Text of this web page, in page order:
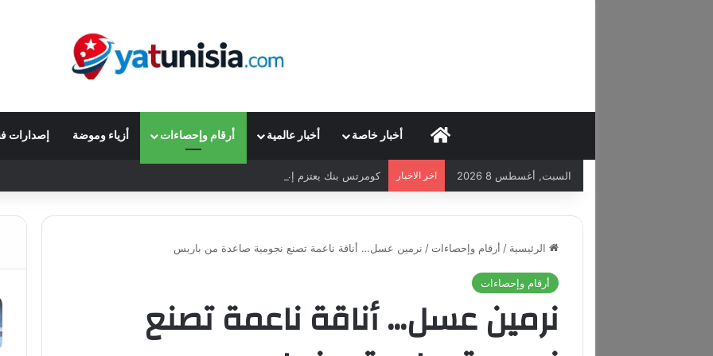
أخبار خاصة أخبار عالمية أرقام وإحصاءات أزياء وموضة إصدارات
السبت, أغسطس 8 2026 اخر الاخبار كومرتس بنك يعتزم إعادة شراء أسهم بقيمة 1.4 مليار دولار
الرئيسية / أرقام وإحصاءات / نرمين عسل… أناقة ناعمة تصنع نجومية صاعدة من باريس
أرقام وإحصاءات
نرمين عسل… أناقة ناعمة تصنع